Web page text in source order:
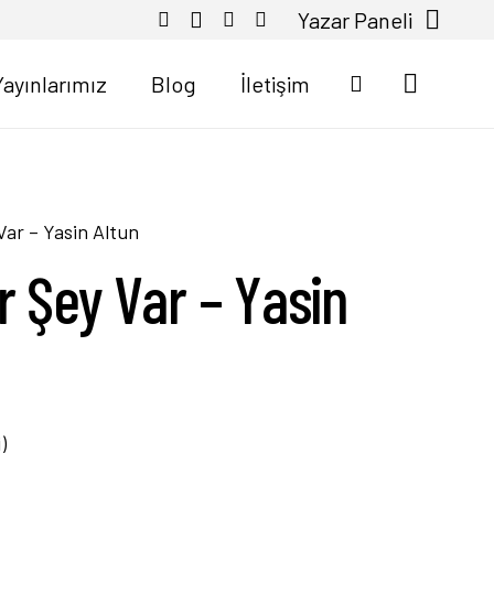
Yazar Paneli
Blog İletişim
– Yasin Altun
Şey Var – Yasin